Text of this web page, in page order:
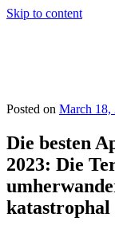
Skip to content
Posted on March 18,
Die besten
2023: Die